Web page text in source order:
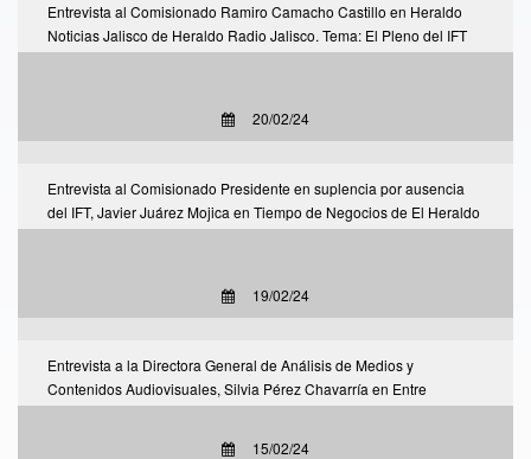
Entrevista al Comisionado Ramiro Camacho Castillo en Heraldo
Noticias Jalisco de Heraldo Radio Jalisco. Tema: El Pleno del IFT
aprueba otorgar un título de concesión de uso comercial mayorista
20/02/24
Entrevista al Comisionado Presidente en suplencia por ausencia
del IFT, Javier Juárez Mojica en Tiempo de Negocios de El Heraldo
TV. Tema: El IFT autoriza modificar y adicionar condiciones al título
19/02/24
Entrevista a la Directora General de Análisis de Medios y
Contenidos Audiovisuales, Silvia Pérez Chavarría en Entre
Audiencias de UAM Radio. Tema: El Poder de las Audiencias.
15/02/24